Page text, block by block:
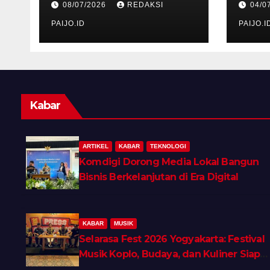
Berkelanjutan di Era
Digital
08/07/2026 REDAKSI
PAIJO.ID
04/
Kabar
ARTIKEL KABAR TEKNOLOGI
Komdigi Dorong Media Lokal Bangun
Bisnis Berkelanjutan di Era Digital
KABAR MUSIK
Selarasa Fest 2026 Yogyakarta: Festival
Musik Koplo, Budaya, dan Kuliner Siap